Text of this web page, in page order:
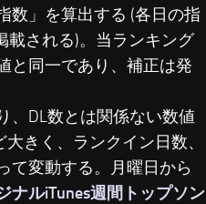
数」を算出する (各日の指
載される)。当ランキング
と同一であり、補正は発
、DL数とは関係ない数値
きく、ランクイン日数、
て変動する。月曜日から
ナルiTunes週間トップソン